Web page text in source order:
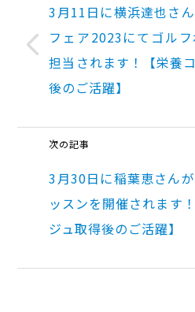
3月11日に横浜達也さ
フェア2023にてゴル
担当されます！【栄養
後のご活躍】
次の記事
3月30日に稲葉恵さん
ッスンを開催されます
ジュ取得後のご活躍】